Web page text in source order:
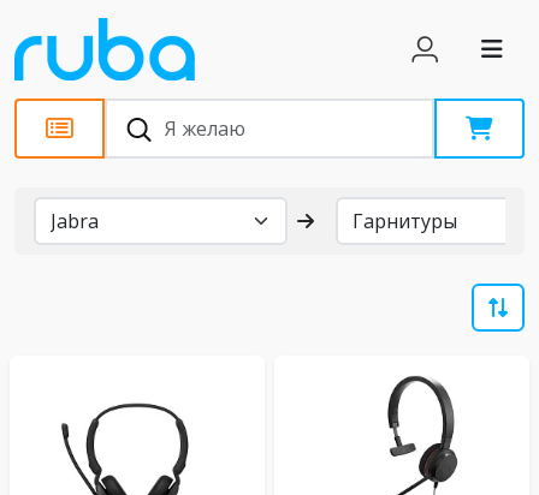
Бренды